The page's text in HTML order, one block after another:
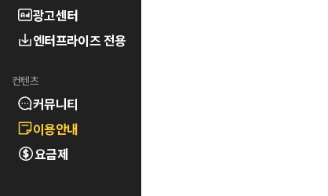
광고센터
엔터프라이즈 전용
컨텐츠
커뮤니티
이용안내
요금제